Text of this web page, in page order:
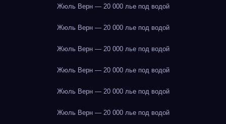
Жюль Верн — 20 000 лье под водой
Жюль Верн — 20 000 лье под водой
Жюль Верн — 20 000 лье под водой
Жюль Верн — 20 000 лье под водой
Жюль Верн — 20 000 лье под водой
Жюль Верн — 20 000 лье под водой